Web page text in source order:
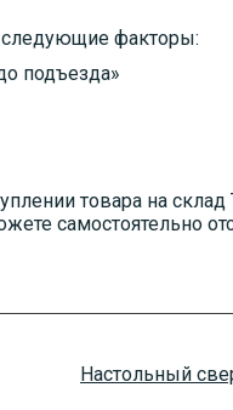
следующие факторы:
подъезда»
товара на
самостоятельно
Настольный